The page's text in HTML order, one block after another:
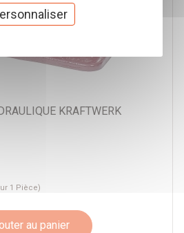
KRAFTWERK
1 Pièce)
au panier